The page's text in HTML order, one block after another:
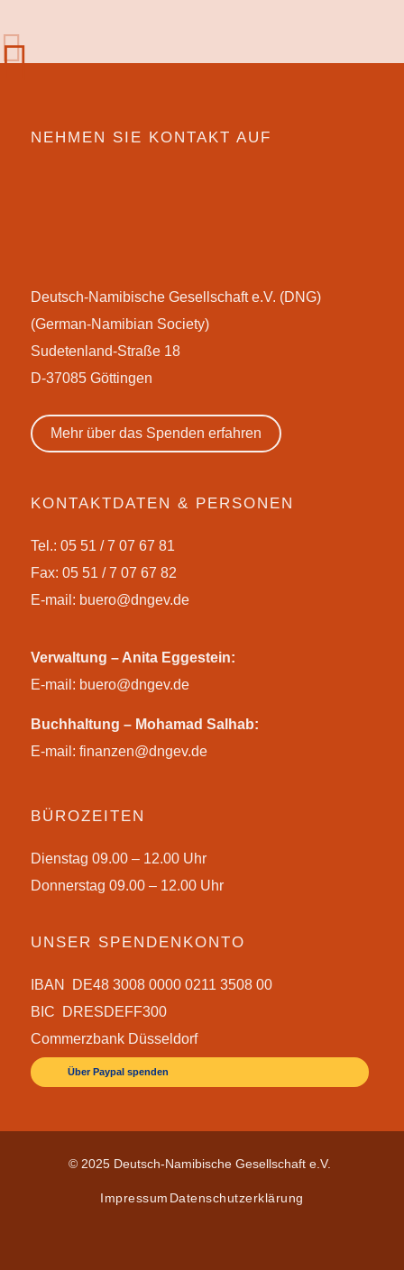
NEHMEN SIE KONTAKT AUF
Deutsch-Namibische Gesellschaft e.V. (DNG)
(German-Namibian Society)
Sudetenland-Straße 18
D-37085 Göttingen
Mehr über das Spenden erfahren
KONTAKTDATEN & PERSONEN
Tel.: 05 51 / 7 07 67 81
Fax: 05 51 / 7 07 67 82
E-mail: buero@dngev.de
Verwaltung – Anita Eggestein:
E-mail: buero@dngev.de
Buchhaltung – Mohamad Salhab:
E-mail: finanzen@dngev.de
BÜROZEITEN
Dienstag 09.00 – 12.00 Uhr
Donnerstag 09.00 – 12.00 Uhr
UNSER SPENDENKONTO
IBAN DE48 3008 0000 0211 3508 00
BIC DRESDEFF300
Commerzbank Düsseldorf
Über Paypal spenden
© 2025 Deutsch-Namibische Gesellschaft e.V.
Impressum Datenschutzerklärung